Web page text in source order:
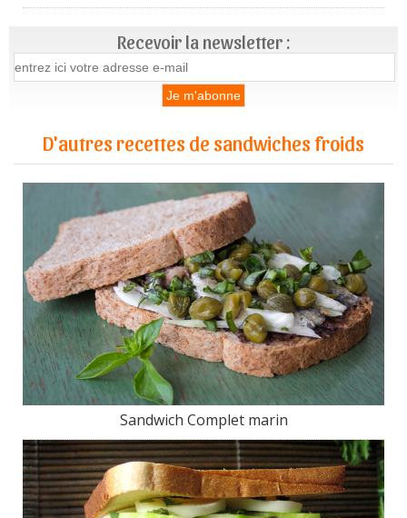
Recevoir la newsletter :
D'autres recettes de sandwiches froids
Sandwich Complet marin